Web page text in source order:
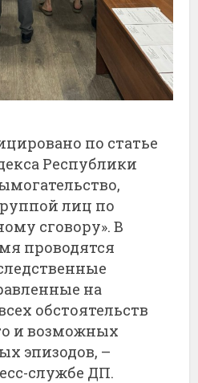
по статье
Республики
лиц по
сговору». В
проводятся
на
обстоятельств
и возможных
эпизодов, –
службе ДП.